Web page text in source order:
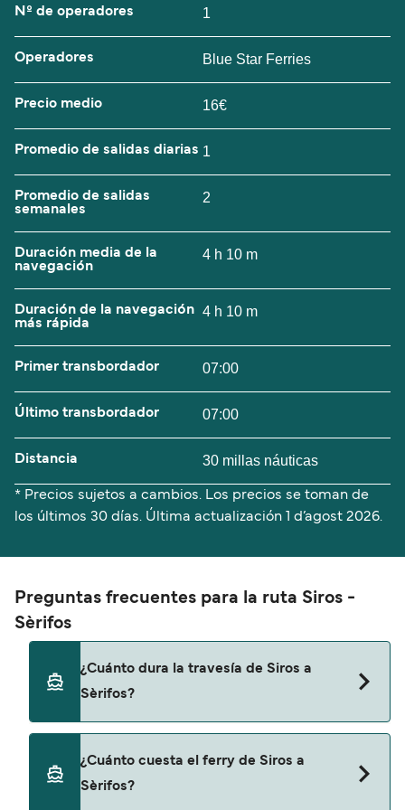
Nº de operadores 1
Operadores Blue Star Ferries
Precio medio 16€
Promedio de salidas diarias 1
Promedio de salidas
semanales
2
Duración media de la
navegación
4 h 10 m
Duración de la navegación
más rápida
4 h 10 m
Primer transbordador 07:00
Último transbordador 07:00
Distancia 30 millas náuticas
* Precios sujetos a cambios. Los precios se toman de
los últimos 30 días. Última actualización 1 d’agost 2026.
Preguntas frecuentes para la ruta Siros -
Sèrifos
¿Cuánto dura la travesía de Siros a
Sèrifos?
es de aproximadamente 4 horas 10 minutos. La
duración de la travesía puede variar de una
¿Cuánto cuesta el ferry de Siros a
Sèrifos?